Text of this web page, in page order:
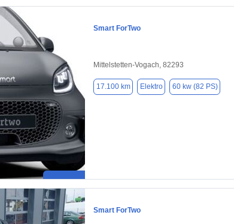
Smart ForTwo
Mittelstetten-Vogach, 82293
17.100 km Elektro 60 kw (82 PS)
Smart ForTwo